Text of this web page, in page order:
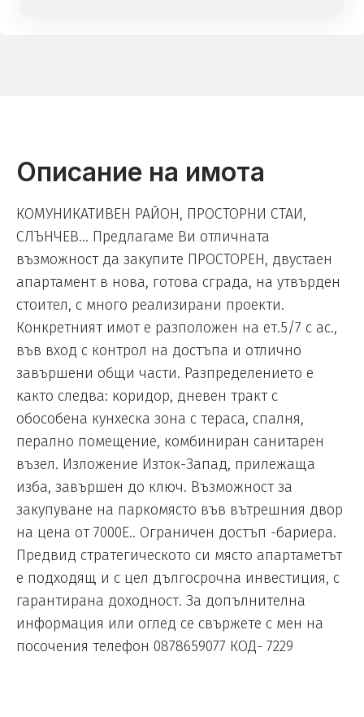
Описание на имота
КОМУНИКАТИВЕН РАЙОН, ПРОСТОРНИ СТАИ,
СЛЪНЧЕВ... Предлагаме Ви отличната
възможност да закупите ПРОСТОРЕН, двустаен
апартамент в нова, готова сграда, на утвърден
стоител, с много реализирани проекти.
Конкретният имот е разположен на ет.5/7 с ас.,
във вход с контрол на достъпа и отлично
завършени общи части. Разпределението е
както следва: коридор, дневен тракт с
обособена кунхеска зона с тераса, спалня,
перално помещение, комбиниран санитарен
възел. Изложение Изток-Запад, прилежаща
изба, завършен до ключ. Възможност за
закупуване на паркомясто във вътрешния двор
на цена от 7000Е.. Ограничен достъп -бариера.
Предвид стратегическото си място апартаметът
е подходящ и с цел дългосрочна инвестиция, с
гарантирана доходност. За допълнителна
информация или оглед се свържете с мен на
посочения телефон 0878659077 КОД- 7229